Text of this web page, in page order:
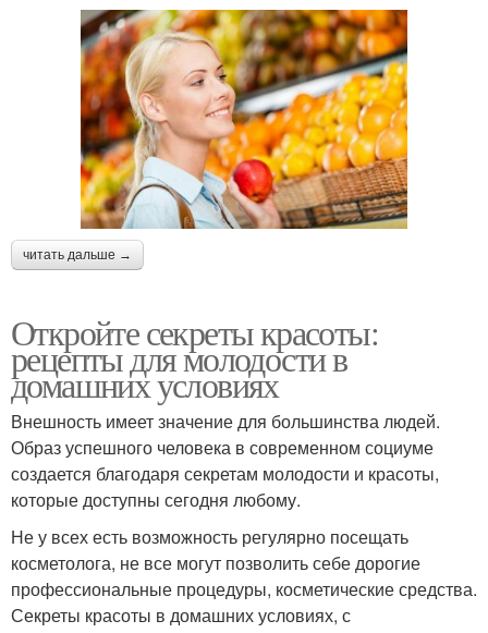
читать дальше →
Откройте секреты красоты:
рецепты для молодости в
домашних условиях
Внешность имеет значение для большинства людей.
Образ успешного человека в современном социуме
создается благодаря секретам молодости и красоты,
которые доступны сегодня любому.
Не у всех есть возможность регулярно посещать
косметолога, не все могут позволить себе дорогие
профессиональные процедуры, косметические средства.
Секреты красоты в домашних условиях, с